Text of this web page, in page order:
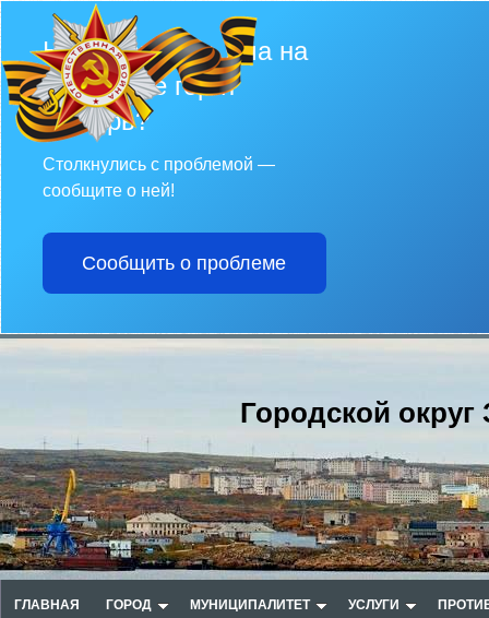
Не убран снег, яма на
дороге, не горит
фонарь?
Столкнулись с проблемой —
сообщите о ней!
Сообщить о проблеме
Городской
ГЛАВНАЯ ГОРОД МУНИЦИПАЛИТЕТ УСЛУГИ